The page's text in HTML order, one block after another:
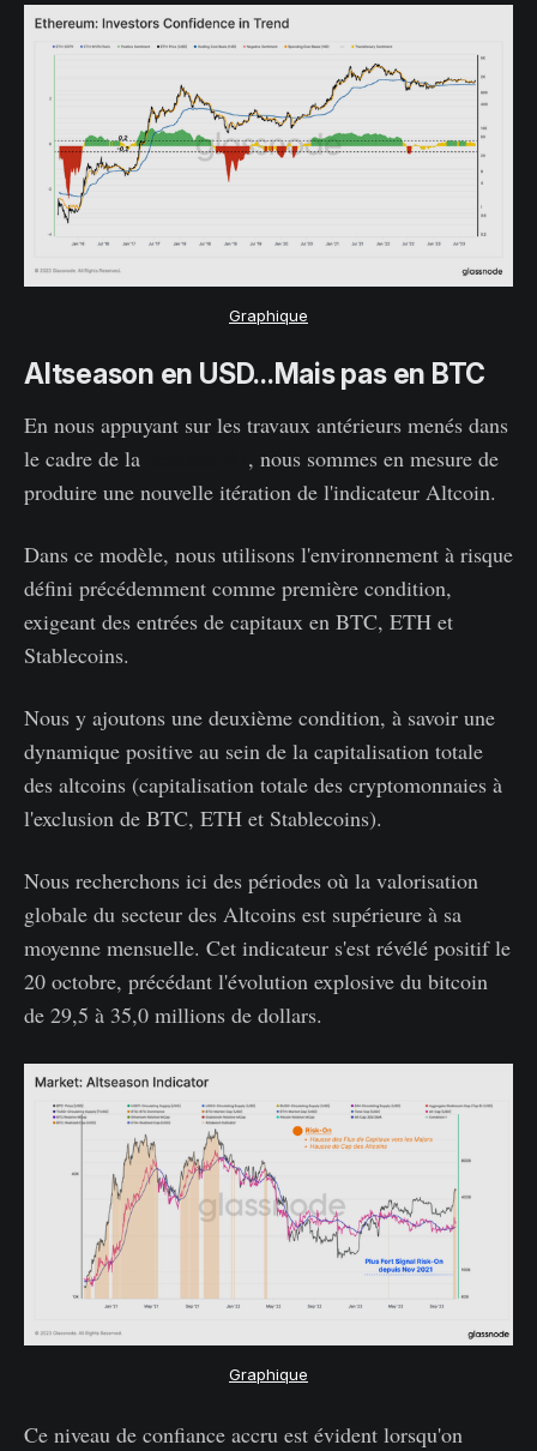
Graphique
Altseason en USD...Mais pas en BTC
En nous appuyant sur les travaux antérieurs menés dans
le cadre de la
, nous sommes en mesure de
produire une nouvelle itération de l'indicateur Altcoin.
Dans ce modèle, nous utilisons l'environnement à risque
défini précédemment comme première condition,
exigeant des entrées de capitaux en BTC, ETH et
Stablecoins.
Nous y ajoutons une deuxième condition, à savoir une
dynamique positive au sein de la capitalisation totale
des altcoins (capitalisation totale des cryptomonnaies à
l'exclusion de BTC, ETH et Stablecoins).
Nous recherchons ici des périodes où la valorisation
globale du secteur des Altcoins est supérieure à sa
moyenne mensuelle. Cet indicateur s'est révélé positif le
20 octobre, précédant l'évolution explosive du bitcoin
de 29,5 à 35,0 millions de dollars.
Graphique
Ce niveau de confiance accru est évident lorsqu'on